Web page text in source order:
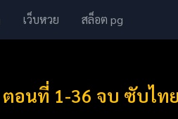
เว็บหวย สล็อต pg
อนที่ 1-36 จบ ซับไท